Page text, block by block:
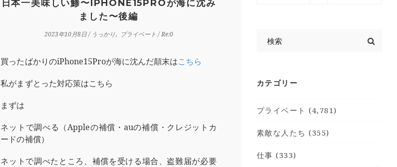
日本一美味しい鯵〜IPHONE15PROが海に沈み
ました〜後編
2023年10月8日/ うっかり プライベート / Re:0
買ったばかりのiPhone15Proが海に沈んだ顛末はこちら
私がまずとった対応策はこちら
まずは
ネットで調べる（Appleの補償・auの補償・クレジットカ
ードの補償）
ネットで調べたところ、補償を受ける場合、盗難届が必要
カテゴリー
プライベート (4,781)
素敵な人たち (355)
仕事 (333)